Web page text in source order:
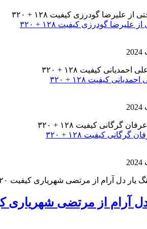
گودرزی کیفیت ۱۲۸ + ۳۲۰
کیفیت ۱۲۸ + ۳۲۰
کیفیت ۱۲۸ + ۳۲۰
یار دل آرام از مرتضی شهریاری کیفیت ۳۲۰
آرام از مرتضی شهریاری